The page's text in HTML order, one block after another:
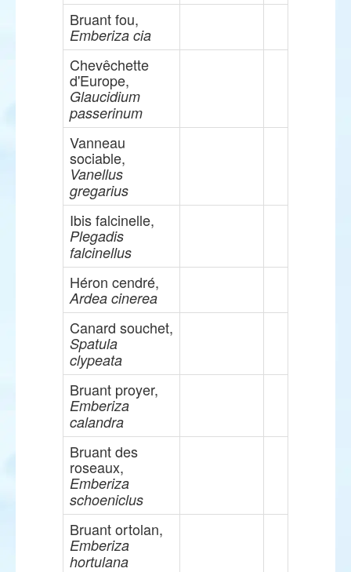
Bruant fou,
Emberiza cia
Chevêchette
d'Europe,
Glaucidium
passerinum
Vanneau
sociable,
Vanellus
gregarius
Ibis falcinelle,
Plegadis
falcinellus
Héron cendré,
Ardea cinerea
Canard souchet,
Spatula
clypeata
Bruant proyer,
Emberiza
calandra
Bruant des
roseaux,
Emberiza
schoeniclus
Bruant ortolan,
Emberiza
hortulana